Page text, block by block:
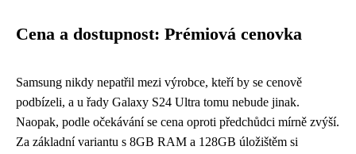
Cena a dostupnost: Prémiová cenovka
Samsung nikdy nepatřil mezi výrobce, kteří by se cenově
podbízeli, a u řady Galaxy S24 Ultra tomu nebude jinak.
Naopak, podle očekávání se cena oproti předchůdci mírně zvýší.
Za základní variantu s 8GB RAM a 128GB úložištěm si